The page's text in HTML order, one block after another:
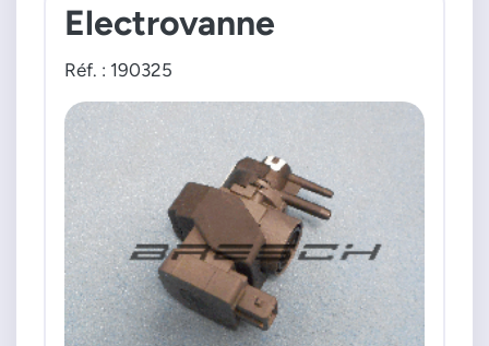
Electrovanne
Réf. : 190325